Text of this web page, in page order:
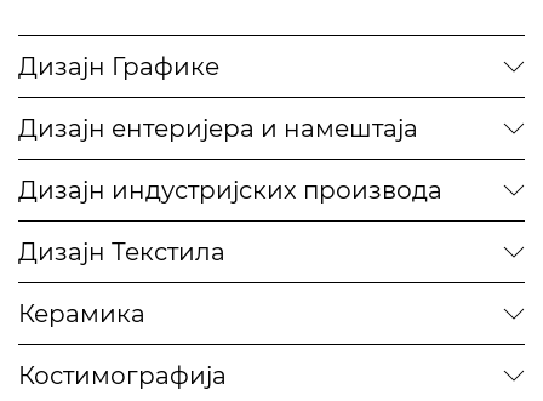
Дизајн Графике
Дизајн ентеријера и намештаја
Дизајн индустријских производа
Дизајн Текстила
Керамика
Костимографија